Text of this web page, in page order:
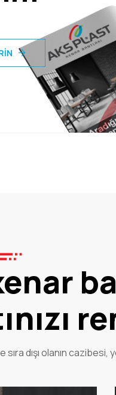
dışı olanın cazibesi,